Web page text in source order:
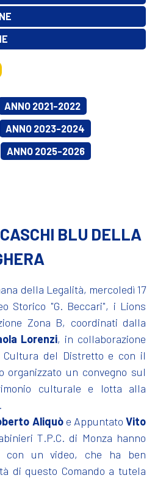
ANNO 2021-2022
ANNO 2023-2024
ANNO 2025-2026
BLU DELLA
della Legalità, mercoledì 17
Storico "G. Beccari", i Lions
Zona B, coordinati dalla
Lorenzi, in collaborazione
del Distretto e con il
organizzato un convegno sul
culturale e lotta alla
Aliquòe AppuntatoVito
T.P.C. di Monza hanno
con un video, che ha ben
di questo Comando a tutela